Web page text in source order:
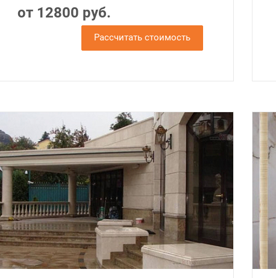
от 12800 руб.
Рассчитать стоимость